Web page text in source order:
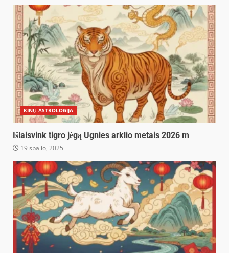
KINŲ ASTROLOGIJA
Išlaisvink tigro jėgą Ugnies arklio metais 2026 m
19 spalio, 2025